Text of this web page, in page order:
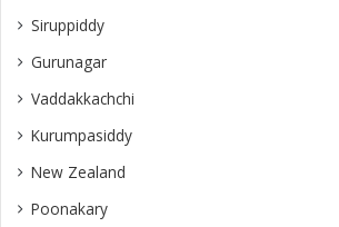
Siruppiddy
Gurunagar
Vaddakkachchi
Kurumpasiddy
New Zealand
Poonakary